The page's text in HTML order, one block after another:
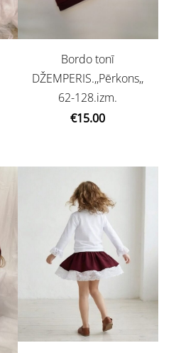
Bordo tonī
DŽEMPERIS.,,Pērkons,,
62-128.izm.
€15.00